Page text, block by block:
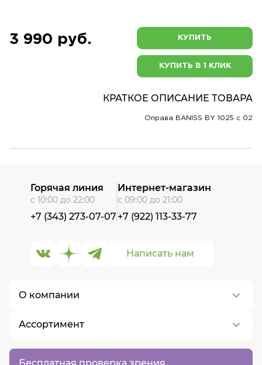
3 990 руб. КУПИТЬ
КУПИТЬ В 1 КЛИК
КРАТКОЕ ОПИСАНИЕ ТОВАРА
Оправа BANISS BY 1025 c 02
Бесплатная проверка зрения
О компании
О нас
Контакты
Ассортимент
Написать нам
Горячая линия
с 10:00 до 22:00
+7 (343) 273-07-07
Интернет-магазин
с 09:00 до 21:00
+7 (922) 113-33-77